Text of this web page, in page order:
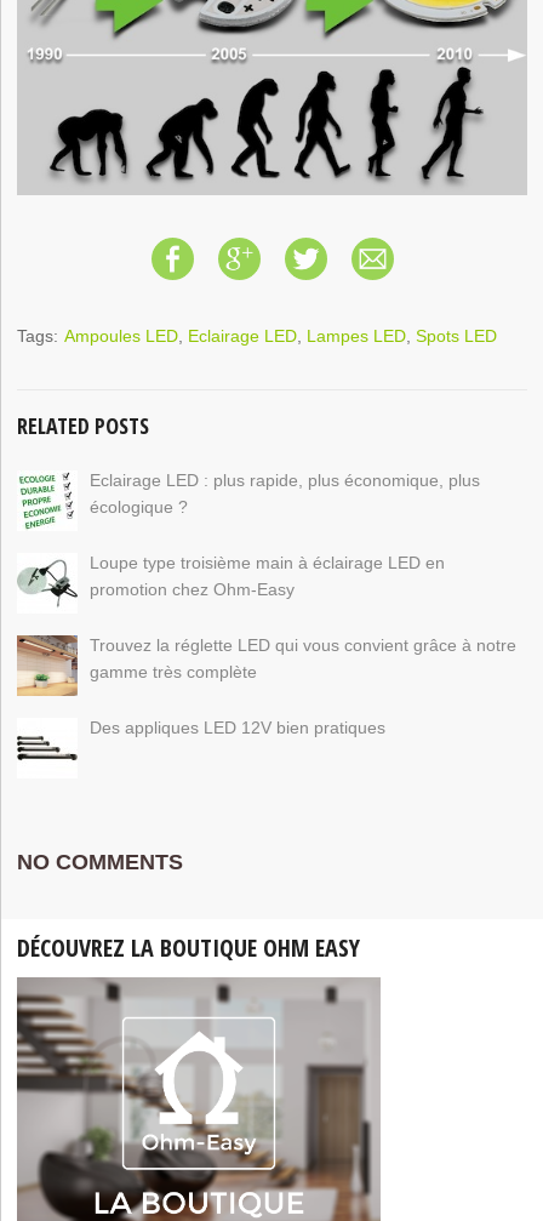
Tags: Ampoules LED Eclairage LED Lampes LED ,Spots LED
RELATED POSTS
Eclairage LED : plus rapide, plus économique, plus
écologique ?
Loupe type troisième main à éclairage LED en
promotion chez Ohm-Easy
Trouvez la réglette LED qui vous convient grâce à notre
gamme très complète
Des appliques LED 12V bien pratiques
NO COMMENTS
DÉCOUVREZ LA BOUTIQUE OHM EASY